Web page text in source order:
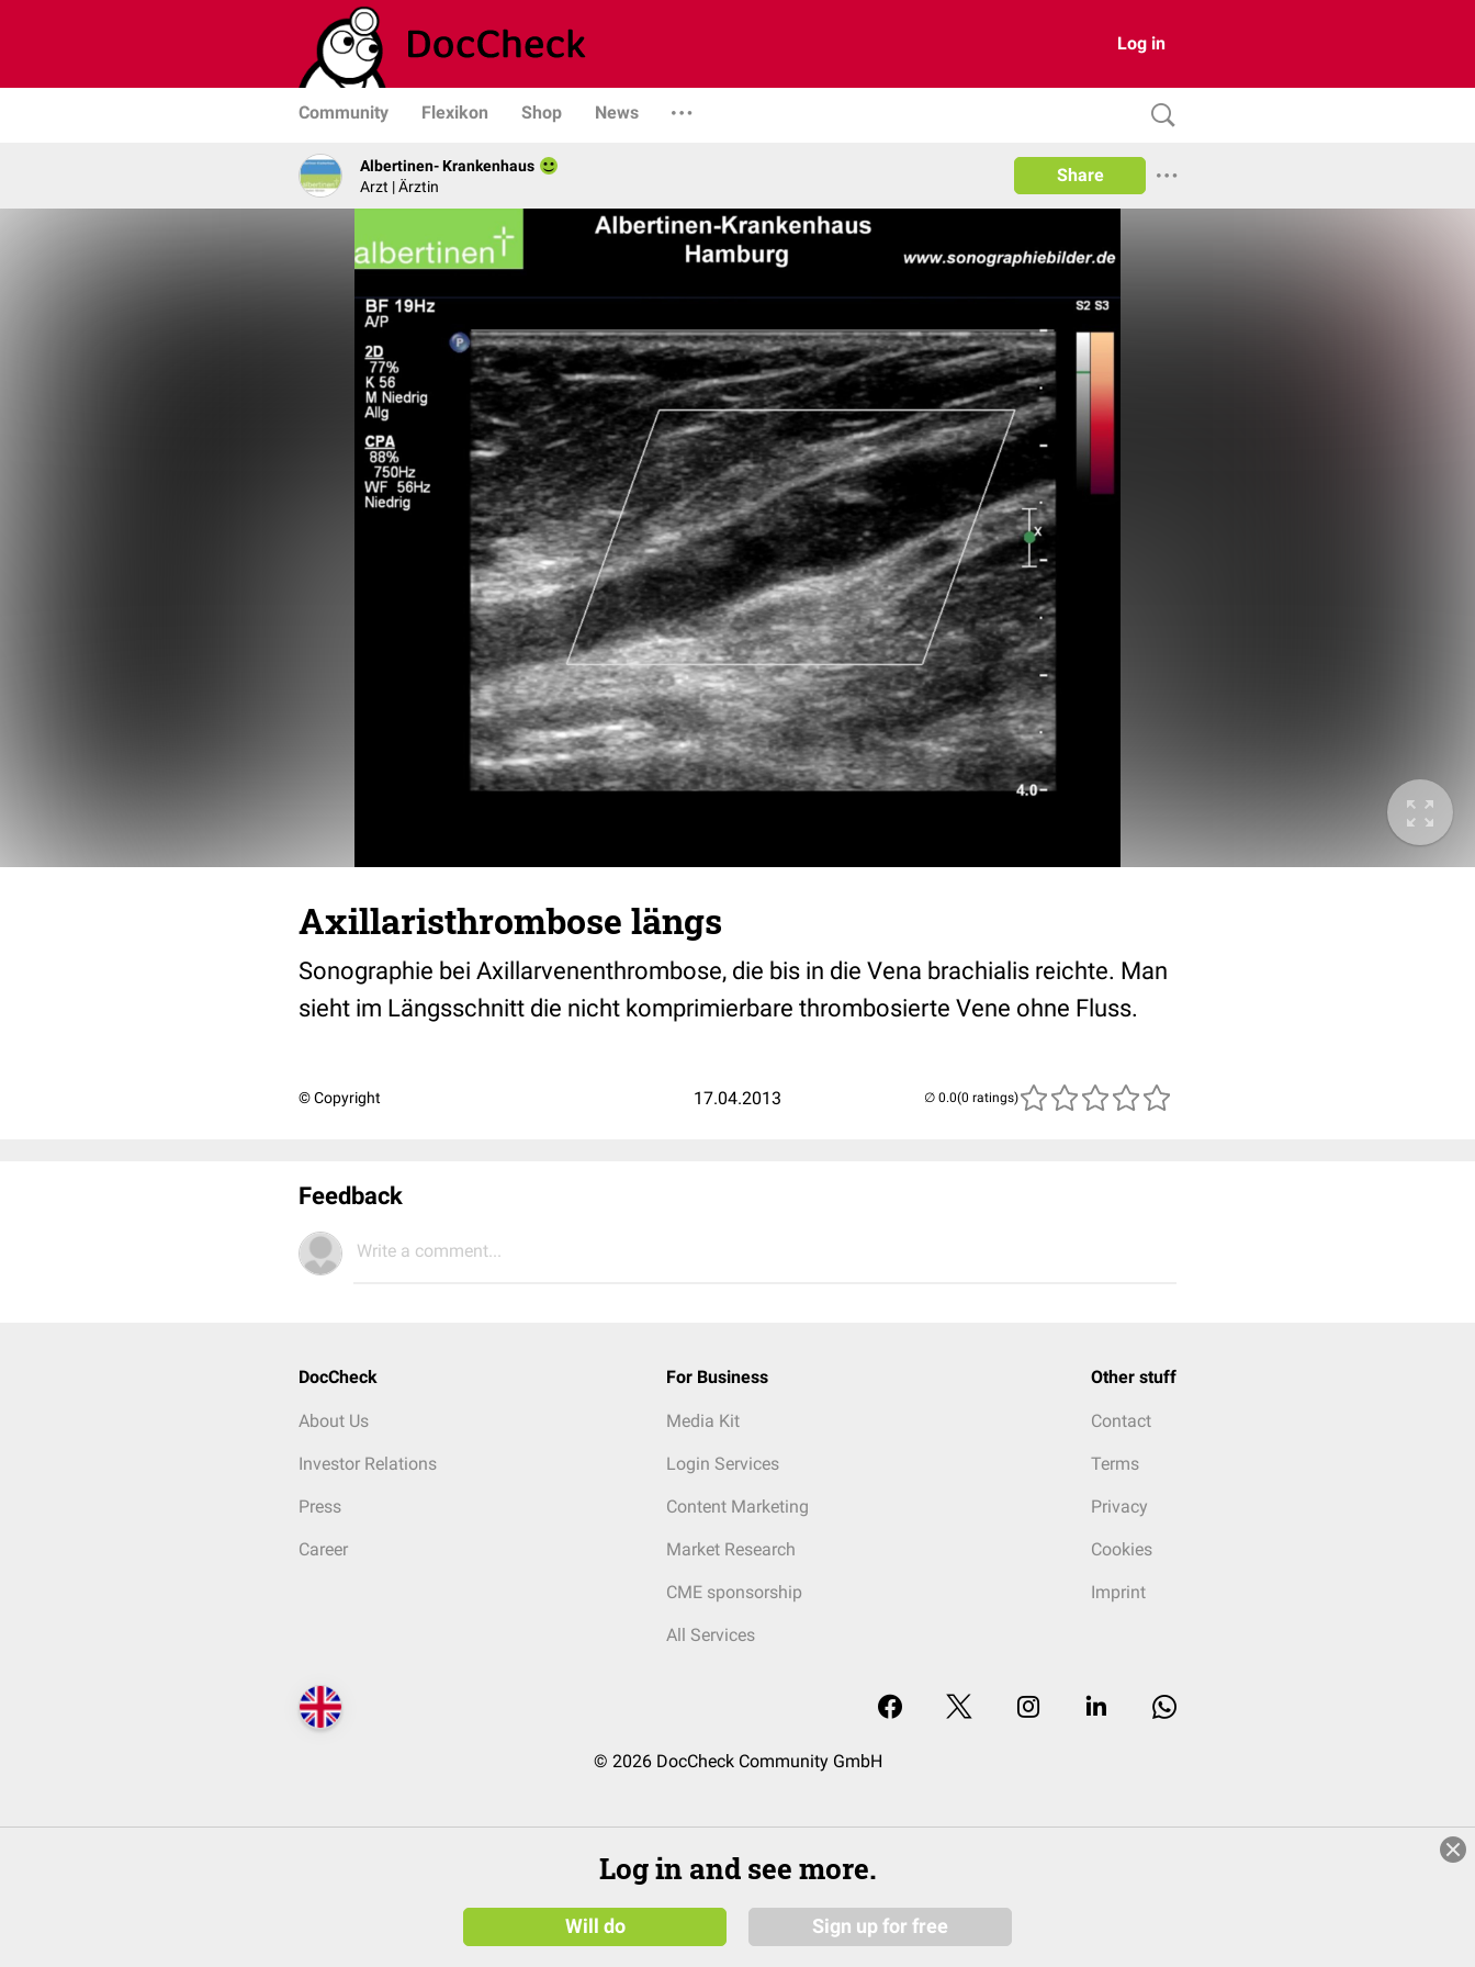
Log in
Community Flexikon Shop News
Albertinen- Krankenhaus
Arzt | Ärztin
Share
Axillaristhrombose längs
Sonographie bei Axillarvenenthrombose, die bis in die Vena brachialis reichte. Man
sieht im Längsschnitt die nicht komprimierbare thrombosierte Vene ohne Fluss.
© Copyright 17.04.2013 (0 ratings)
Feedback
Write a comment...
DocCheck
About Us
Investor Relations
Press
Career
For Business
Media Kit
Login Services
Content Marketing
Market Research
CME sponsorship
All Services
Other stuff
Contact
Terms
Privacy
Cookies
Imprint
© 2026 DocCheck Community GmbH
Log in and see more.
Will do Sign up for free